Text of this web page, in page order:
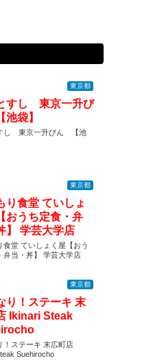
東京都
すし 東京一升び
袋】
し 東京一升びん 【池
東京都
り食堂 ていしょ
おうち定食・弁
】 学芸大学店
食堂 ていしょく屋【おう
弁当・丼】 学芸大学店
東京都
り！ステーキ 末
Ikinari Steak
！ステーキ 末広町店
Suehirocho